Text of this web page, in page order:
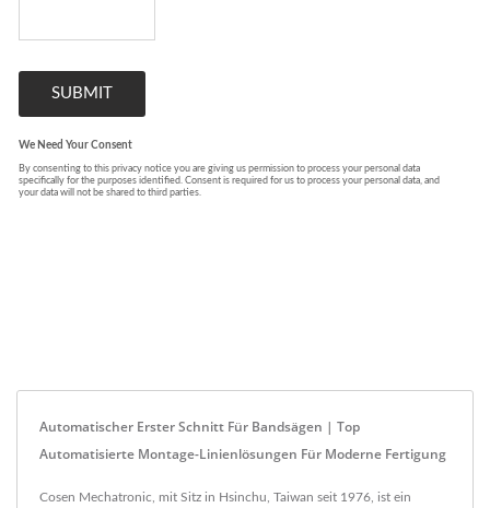
Automatischer Erster Schnitt Für Bandsägen | Top
Automatisierte Montage-Linienlösungen Für Moderne Fertigung
Cosen Mechatronic, mit Sitz in Hsinchu, Taiwan seit 1976, ist ein